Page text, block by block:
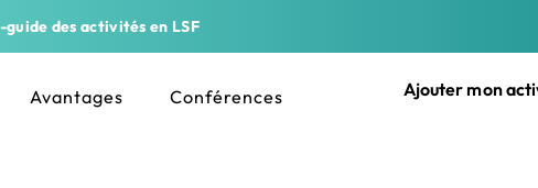
des activités en LSF
Avantages Conférences Ajouter mon